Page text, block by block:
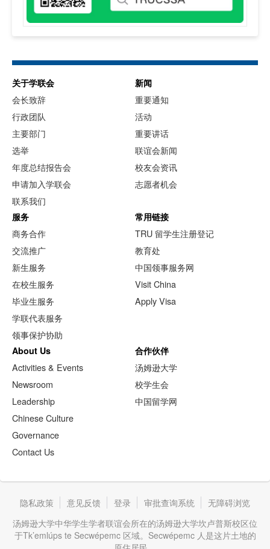
关于学联会
会长致辞
行政团队
主要部门
选举
年度总结报告会
申请加入学联会
联系我们
新闻
重要通知
活动
重要讲话
联谊会新闻
校友会资讯
志愿者机会
服务
商务合作
交流推广
新生服务
在校生服务
毕业生服务
学联代表服务
领事保护协助
常用链接
TRU 留学生注册登记
教育处
中国领事服务网
Visit China
Apply Visa
About Us
Activities & Events
Newsroom
Leadership
Chinese Culture
Governance
Contact Us
合作伙伴
汤姆逊大学
校学生会
中国留学网
隐私政策 意见反馈 登录 审批查询系统
无障碍浏览
汤姆逊大学中华学生学者联谊会所在的汤姆逊大学坎卢普斯校区位
于Tk’emlúps te Secwépemc 区域。Secwépemc 人是这片土地的